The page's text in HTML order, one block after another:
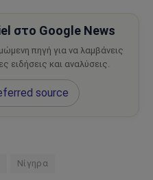
στο Google News
πηγή για να λαμβάνεις
ειδήσεις και αναλύσεις.
source
Νίγηρα